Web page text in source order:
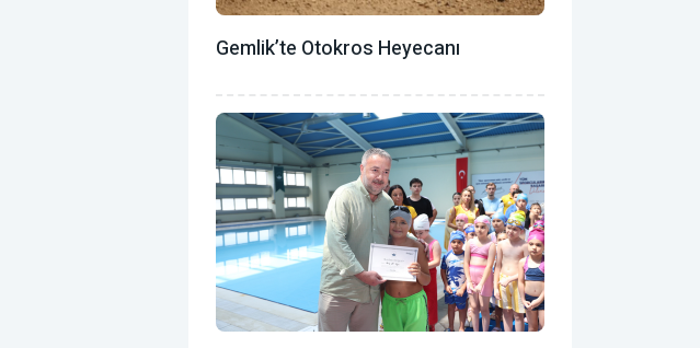
Gemlik’te Otokros Heyecanı